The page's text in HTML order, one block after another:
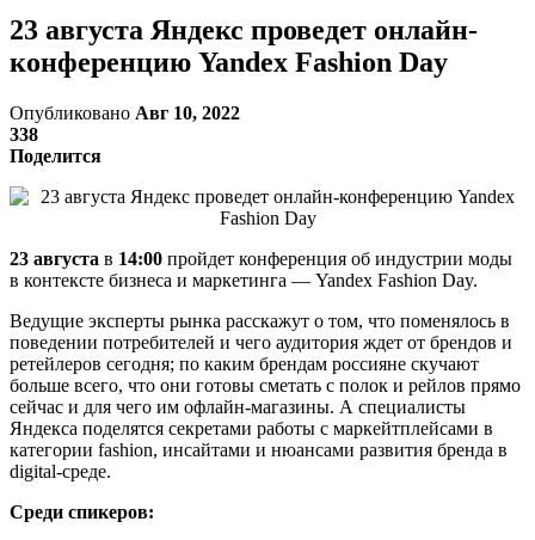
23 августа Яндекс проведет онлайн-
конференцию Yandex Fashion Day
Опубликовано Авг 10, 2022
338
Поделится
23 августа в 14:00 пройдет конференция об индустрии моды
в контексте бизнеса и маркетинга — Yandex Fashion Day.
Ведущие эксперты рынка расскажут о том, что поменялось в
поведении потребителей и чего аудитория ждет от брендов и
ретейлеров сегодня; по каким брендам россияне скучают
больше всего, что они готовы сметать с полок и рейлов прямо
сейчас и для чего им офлайн-магазины. А специалисты
Яндекса поделятся секретами работы с маркейтплейсами в
категории fashion, инсайтами и нюансами развития бренда в
digital-среде.
Среди спикеров: